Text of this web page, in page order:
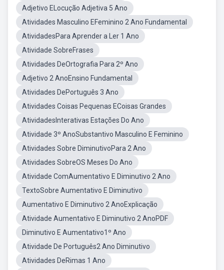
Adjetivo ELocução Adjetiva 5 Ano
Atividades Masculino EFeminino 2 Ano Fundamental
AtividadesPara Aprender a Ler 1 Ano
Atividade SobreFrases
Atividades DeOrtografia Para 2º Ano
Adjetivo 2 AnoEnsino Fundamental
Atividades DePortuguês 3 Ano
Atividades Coisas Pequenas ECoisas Grandes
AtividadesInterativas Estações Do Ano
Atividade 3º AnoSubstantivo Masculino E Feminino
Atividades Sobre DiminutivoPara 2 Ano
Atividades SobreOS Meses Do Ano
Atividade ComAumentativo E Diminutivo 2 Ano
TextoSobre Aumentativo E Diminutivo
Aumentativo E Diminutivo 2 AnoExplicação
Atividade Aumentativo E Diminutivo 2 AnoPDF
Diminutivo E Aumentativo1º Ano
Atividade De Português2 Ano Diminutivo
Atividades DeRimas 1 Ano